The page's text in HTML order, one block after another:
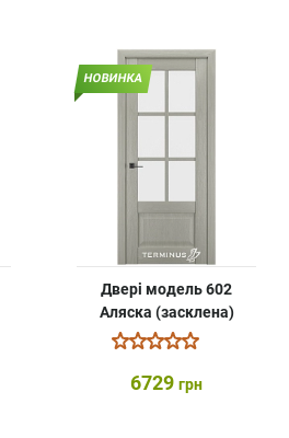
НОВИНКА
Двері модель 602
Аляска (засклена)
6729 грн